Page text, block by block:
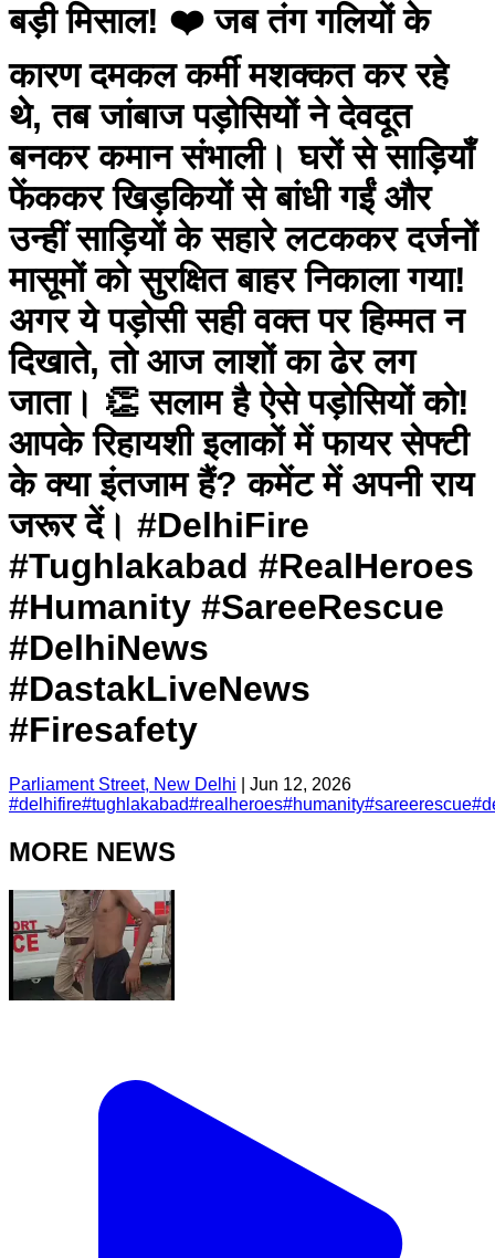
बड़ी मिसाल! ❤️ जब तंग गलियों के
कारण दमकल कर्मी मशक्कत कर रहे
थे, तब जांबाज पड़ोसियों ने देवदूत
बनकर कमान संभाली। घरों से साड़ियाँ
फेंककर खिड़कियों से बांधी गईं और
उन्हीं साड़ियों के सहारे लटककर दर्जनों
मासूमों को सुरक्षित बाहर निकाला गया!
अगर ये पड़ोसी सही वक्त पर हिम्मत न
दिखाते, तो आज लाशों का ढेर लग
जाता। 👏 सलाम है ऐसे पड़ोसियों को!
आपके रिहायशी इलाकों में फायर सेफ्टी
के क्या इंतजाम हैं? कमेंट में अपनी राय
जरूर दें। #DelhiFire
#Tughlakabad #RealHeroes
#Humanity #SareeRescue
#DelhiNews
#DastakLiveNews
#Firesafety
Parliament Street, New Delhi
Jun 12, 2026
#delhifire#tughlakabad#realheroes#humanity#sareerescue#
MORE NEWS